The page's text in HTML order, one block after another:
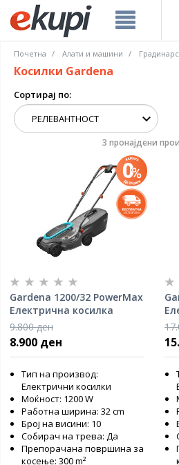
Почетна Алати и машини
Косилки Gardena
Сортирај по:
3 пронајдени
Gardena 1200/32 PowerMax
Електрична косилка
1200W
9.800 ден
8.900 ден
Тип на производ:
Електрични косилки
Моќност: 1200 W
Работна ширина: 32 cm
Број на висини: 10
Собирач на трева: Да
Препорачана површина за
косење: 300 m²